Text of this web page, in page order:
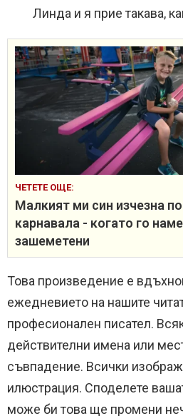
Линда и я прие такава,
ЧЕТЕТЕ ОЩЕ:
Малкият ми син изчезна
карнавала - когато го
зашеметени
Това произведение е
ежедневието на нашите
професионален писател.
действителни имена или
съвпадение. Всички
илюстрация. Споделете
може би това ще промени